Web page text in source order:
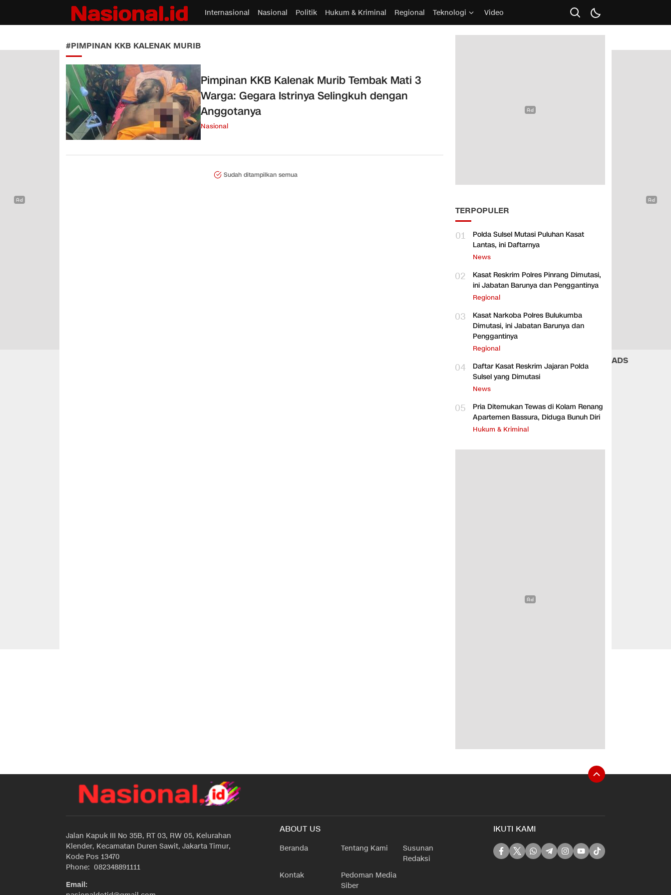
Internasional Nasional Politik Hukum & Kriminal Regional Teknologi Video
#PIMPINAN KKB KALENAK MURIB
Pimpinan KKB Kalenak Murib Tembak Mati 3
Warga: Gegara Istrinya Selingkuh dengan
Anggotanya
Nasional
Sudah ditampilkan semua
TERPOPULER
01
Polda Sulsel Mutasi Puluhan Kasat
Lantas, ini Daftarnya
News
02
Kasat Reskrim Polres Pinrang Dimutasi,
ini Jabatan Barunya dan Penggantinya
Regional
03
Kasat Narkoba Polres Bulukumba
Dimutasi, ini Jabatan Barunya dan
Penggantinya
Regional
04
Daftar Kasat Reskrim Jajaran Polda
Sulsel yang Dimutasi
News
05
Pria Ditemukan Tewas di Kolam Renang
Apartemen Bassura, Diduga Bunuh Diri
Hukum & Kriminal
Jalan Kapuk III No 35B, RT 03, RW 05, Kelurahan
Klender, Kecamatan Duren Sawit, Jakarta Timur,
Kode Pos 13470
Phone: 082348891111
Email:
ABOUT US
Beranda Tentang Kami
Susunan
Redaksi
Kontak
Pedoman Media
Siber
IKUTI KAMI
ADS